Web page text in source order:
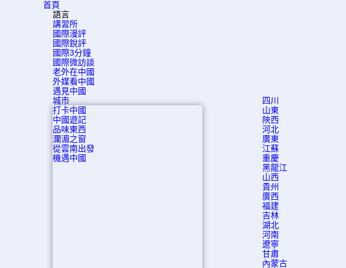
首頁
語言
講習所
國際漫評
國際銳評
國際3分鐘
國際微訪談
老外在中國
外媒看中國
遇見中國
城市
打卡中國
中國遊記
品味東西
瀾湄之窗
從雲南出發
機遇中國
四川
山東
陝西
河北
廣東
江蘇
重慶
黑龍江
山西
貴州
廣西
福建
吉林
湖北
河南
遼寧
甘肅
內蒙古